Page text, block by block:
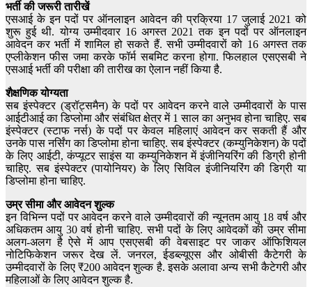
भर्ती की जरूरी तारीखें
एसआई के इन पदों पर ऑनलाइन आवेदन की प्रक्रिया 17 जुलाई 2021 को
शुरू हुई थी. योग्य उम्मीदवार 16 अगस्त 2021 तक इन पदों पर ऑनलाइन
आवेदन कर भर्ती में शामिल हो सकते हैं. सभी उम्मीदवारों को 16 अगस्त तक
एप्लीकेशन फीस जमा करके फॉर्म सबमिट करना होगा. फिलहाल एसएसबी ने
एसआई भर्ती की परीक्षा की तारीख का ऐलान नहीं किया है.
शैक्षणिक योग्यता
सब इंस्पेक्टर (ड्रॉट्समैन) के पदों पर आवेदन करने वाले उम्मीदवारों के पास
आईटीआई का डिप्लोमा और संबंधित क्षेत्र में 1 साल का अनुभव होना चाहिए. सब
इंस्पेक्टर (स्टाफ नर्स) के पदों पर केवल महिलाएं आवेदन कर सकती हैं और
उनके पास नर्सिंग का डिप्लोमा होना चाहिए. सब इंस्पेक्टर (कम्युनिकेशन) के पदों
के लिए आईटी, कंप्यूटर साइंस या कम्युनिकेशन में इंजीनियरिंग की डिग्री होनी
चाहिए. सब इंस्पेक्टर (पायोनियर) के लिए सिविल इंजीनियरिंग की डिग्री या
डिप्लोमा होना चाहिए.
उम्र सीमा और आवेदन शुल्क
इन विभिन्न पदों पर आवेदन करने वाले उम्मीदवारों की न्यूनतम आयु 18 वर्ष और
अधिकतम आयु 30 वर्ष होनी चाहिए. सभी पदों के लिए आवेदकों की उम्र सीमा
अलग-अलग है ऐसे में आप एसएसबी की वेबसाइट पर जाकर ऑफिशियल
नोटिफिकेशन जरूर देख लें. जनरल, ईडब्ल्यूएस और ओबीसी कैटेगरी के
उम्मीदवारों के लिए ₹200 आवेदन शुल्क है. इसके अलावा अन्य सभी कैटेगरी और
महिलाओं के लिए आवेदन शुल्क है.